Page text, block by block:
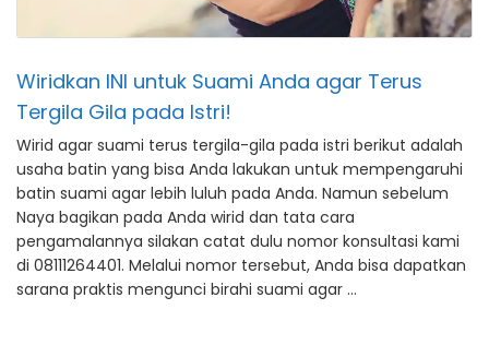
Wiridkan INI untuk Suami Anda agar Terus
Tergila Gila pada Istri!
Wirid agar suami terus tergila-gila pada istri berikut adalah
usaha batin yang bisa Anda lakukan untuk mempengaruhi
batin suami agar lebih luluh pada Anda. Namun sebelum
Naya bagikan pada Anda wirid dan tata cara
pengamalannya silakan catat dulu nomor konsultasi kami
di 08111264401. Melalui nomor tersebut, Anda bisa dapatkan
sarana praktis mengunci birahi suami agar …